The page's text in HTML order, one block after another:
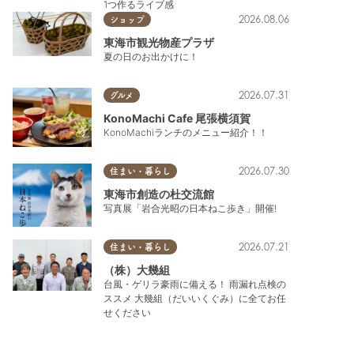
1つ作るライブ感
ショップ 2026.08.06
東海市観光物産プラザ
夏の日のお出かけに！
グルメ 2026.07.31
KonoMachi Cafe 尾張横須賀
KonoMachiランチのメニュー紹介！！
住まい・暮らし 2026.07.30
東海市創造の杜交流館
写真展「岩合光昭の日本ねこ歩き」開催!
住まい・暮らし 2026.07.21
（株）大幾組
台風・ゲリラ豪雨に備える！ 雨漏れ点検の
ススメ 大幾組（だいいくぐみ）に全てお任
せください